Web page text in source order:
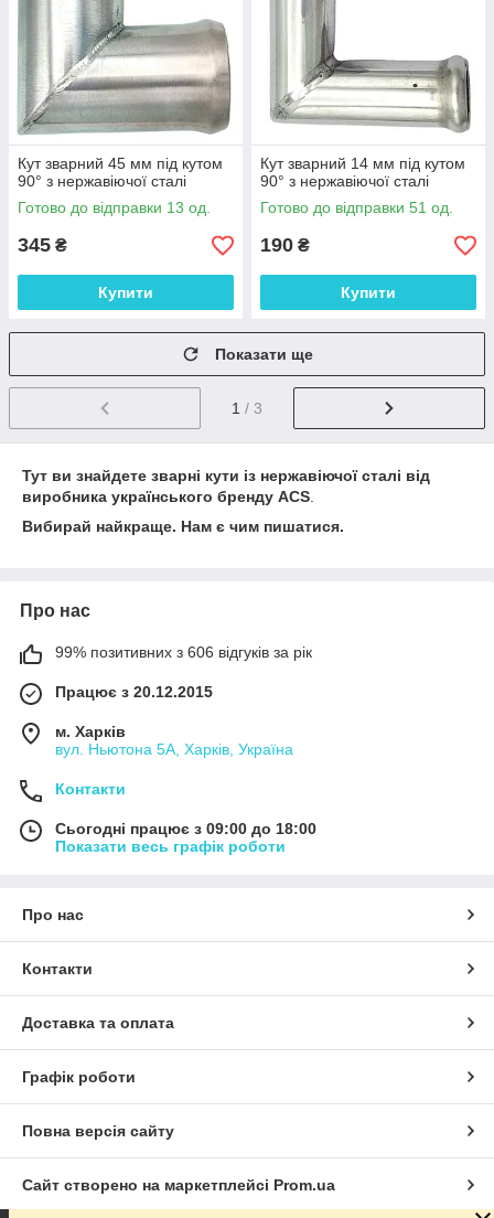
Кут зварний 45 мм під кутом
90° з нержавіючої сталі
Готово до відправки 13 од.
345 ₴
Купити
Кут зварний 14 мм під кутом
90° з нержавіючої сталі
Готово до відправки 51 од.
190 ₴
Купити
Показати ще
1 / 3
Тут ви знайдете зварні кути із нержавіючої сталі від
виробника українського бренду ACS
Вибирай найкраще. Нам є чим пишатися.
Про нас
99% позитивних з 606 відгуків за рік
Працює з 20.12.2015
м. Харків
вул. Ньютона 5А, Харків, Україна
Контакти
Сьогодні працює з 09:00 до 18:00
Показати весь графік роботи
Про нас
Контакти
Доставка та оплата
Графік роботи
Повна версія сайту
Сайт створено на маркетплейсі Prom.ua